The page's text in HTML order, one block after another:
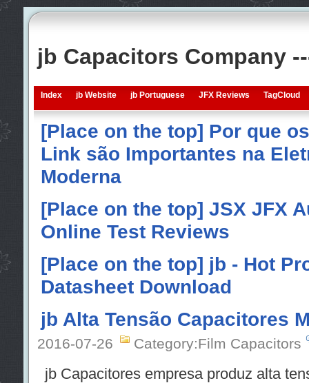
jb Capacitors Company
Index jb Website jb Portuguese JFX Reviews TagCloud
[Place on the top] Por que
Link são Importantes na
Moderna
[Place on the top] JSX JFX
Online Test Reviews
[Place on the top] jb - Hot
Datasheet Download
jb Alta Tensão Capacitores
2016-07-26 Category:Film Capacitors
jb Capacitores empresa produz alta